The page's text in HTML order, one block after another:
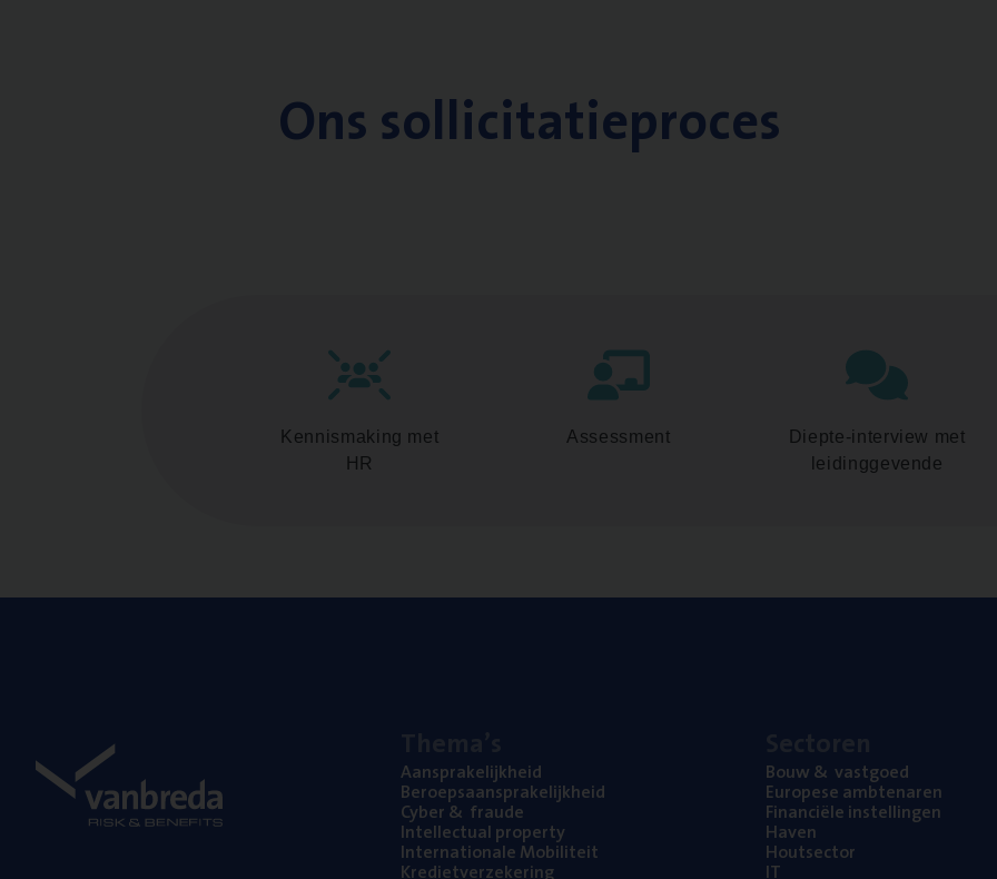
Ons sollicitatieproces
Kennismaking met
HR
Assessment
Diepte-interview met
leidinggevende
Aan­spra­ke­lijk­heid
Beroeps­aan­spra­ke­lijk­heid
Cyber& fraude
Intel­lec­tu­al property
Inter­na­ti­o­na­le Mobiliteit
Kre­diet­ver­ze­ke­ring
Bouw& vastgoed
Euro­pe­se ambtenaren
Finan­ci­ë­le instellingen
Haven
Hout­sec­tor
IT